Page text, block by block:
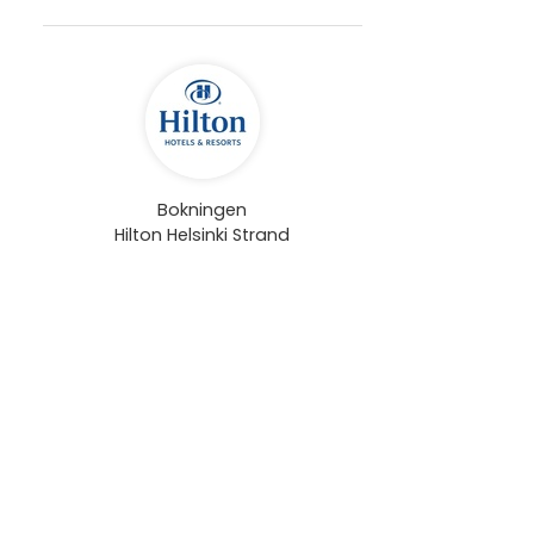
Bokningen
Hilton Helsinki Strand